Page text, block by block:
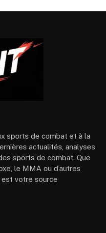
sports de combat et à la
actualités, analyses
sports de combat. Que
le MMA ou d’autres
votre source